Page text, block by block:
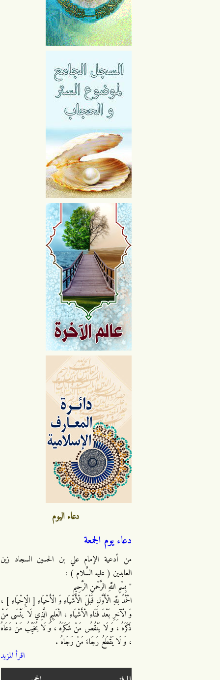
دعاء اليوم
دعاء يوم الجمعة
من أدعية الإمام علي بن الحسين السجاد زين
العابدين ( عليه السَّلام ) :
" بِسْمِ اللَّهِ الرَّحْمنِ الرَّحِيمِ
الْحَمْدُ لِلَّهِ الْأَوَّلِ قَبْلَ الْأَشْيَاءِ وَ الْأَحْيَاءِ [ الْإِحْيَاءِ ] ،
وَ الْآخِرِ بَعْدَ فَنَاءِ الْأَشْيَاءِ ، الْعَلِيمِ الَّذِي لَا يَنْسَى مَنْ
ذَكَرَهُ ، وَ لَا يَنْقُصُ مَنْ شَكَرَهُ ، وَ لَا يُخَيِّبُ مَنْ دَعَاهُ
، وَ لَا يَقْطَعُ رَجَاءَ مَنْ رَجَاهُ .
اقرأ المزيد